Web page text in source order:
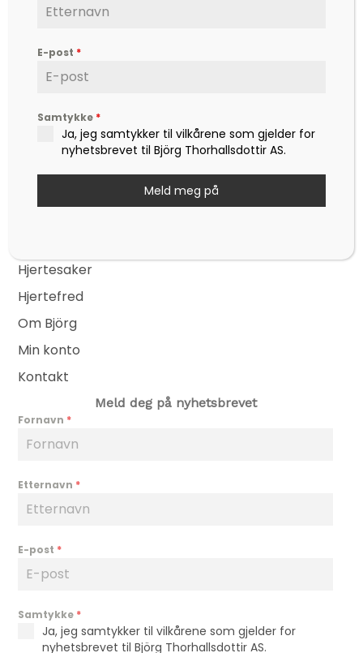
Björg er en etterspurt kunstner, inspirator,
hverdagsfilosofi, om livet, lykken, sorg, kjærlighet,
og ikke minst mot – til å leve det livet som vi
Kontakt
post@bjoerg.no
Sider
Hjertesaker
Hjertefred
Om Björg
Min konto
Kontakt
Meld deg på nyhetsbrevet
Fornavn *
Etternavn *
E-post *
Samtykke *
Ja, jeg samtykker til vilkårene som gjelder for
nyhetsbrevet til Björg Thorhallsdottir AS.
E-post *
Samtykke *
Ja, jeg samtykker til vilkårene som gjelder for
nyhetsbrevet til Björg Thorhallsdottir AS.
Meld meg på